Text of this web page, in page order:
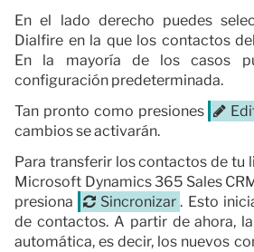
En el lado derecho puedes
Dialfire en la que los contactos
En la mayoría de los casos
configuración predeterminada.
Tan pronto como presiones
cambios se activarán.
Para transferir los contactos de tu
Microsoft Dynamics 365 Sales
presiona
Sincronizar . Esto
de contactos. A partir de ahora,
automática, es decir, los nuevos